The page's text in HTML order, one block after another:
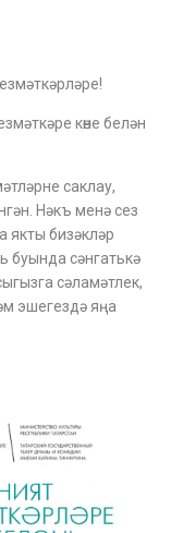
көне белән
саклау,
Нәкъ менә сез
бизәкләр
буында сәнгатькә
сәламәтлек,
эшегездә яңа